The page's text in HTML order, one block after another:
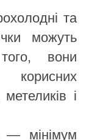
та
можуть
вони
і
мінімум